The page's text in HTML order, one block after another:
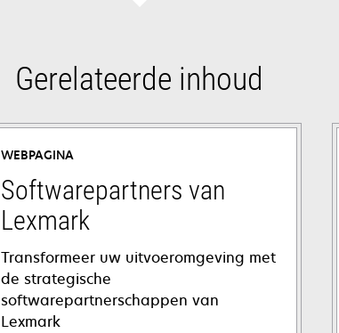
Gerelateerde inhoud
WEBPAGINA
Softwarepartners van
Lexmark
Transformeer uw uitvoeromgeving met
de strategische
softwarepartnerschappen van
Lexmark